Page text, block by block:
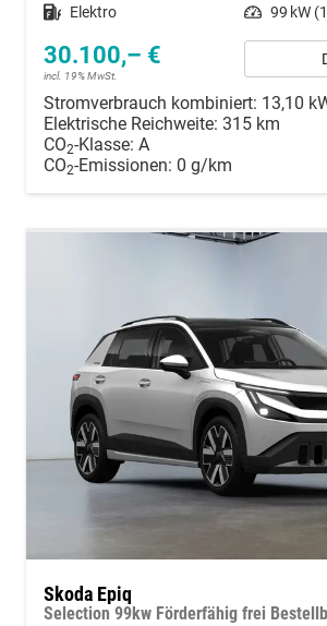
Kraftstoff Elektro Leistung 99 kW
30.100,– €
incl. 19% MwSt.
Stromverbrauch kombiniert: 13,10
Elektrische Reichweite: 315 km
CO2-Klasse: A
CO2-Emissionen: 0 g/km
Skoda Epiq